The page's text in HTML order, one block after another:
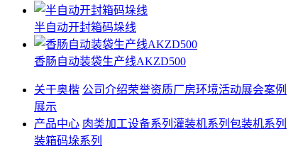
半自动开封箱码垛线
香肠自动装袋生产线AKZD500
关于奥楷 公司介绍荣誉资质厂房环境活动展会案例
展示
产品中心 肉类加工设备系列 灌装机系列 包装机系列
装箱码垛系列